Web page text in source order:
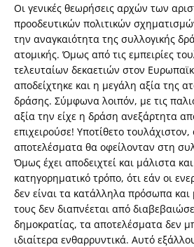
Οι γενικές θεωρήσεις αρχών των
προοδευτικών πολιτικών
την αναγκαιότητα της συλλογικής
ατομικής. Όμως από τις εμπειρίες
τελευταίων δεκαετιών στον
αποδείχτηκε και η μεγάλη αξία της
δράσης. Σύμφωνα λοιπόν, με τις
αξία την είχε η δράση ανεξάρτητα
επιχειρούσε! Υποτίθετο
αποτελέσματα θα οφείλονταν στη
Όμως έχει αποδειχτεί και μάλιστα
κατηγορηματικό τρόπο, ότι εάν οι
δεν είναι τα κατάλληλα πρόσωπα και
τους δεν διαπνέεται από
δημοκρατίας, τα αποτελέσματα δεν
ιδιαίτερα ενθαρρυντικά. Αυτό